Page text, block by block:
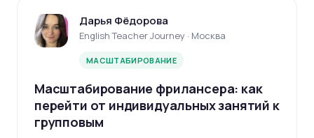
Дарья Фёдорова
English Teacher Journey · Москва
МАСШТАБИРОВАНИЕ
Масштабирование фрилансера: как
перейти от индивидуальных занятий к
групповым